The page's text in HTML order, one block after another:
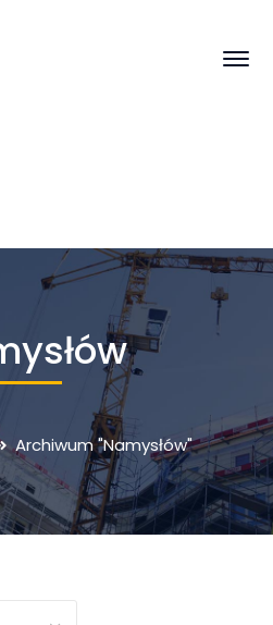
Archiwum "Namysłów"